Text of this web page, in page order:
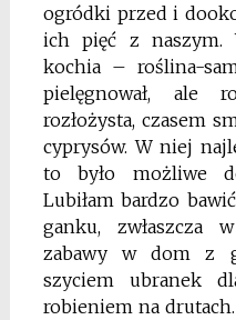
ogródki przed i
ich pięć z naszym.
kochia – roślina-
pielęgnował, ale
rozłożysta, czasem
cyprysów. W niej
to było możliwe
Lubiłam bardzo
ganku, zwłaszcza
zabawy w dom z
szyciem ubranek
robieniem na